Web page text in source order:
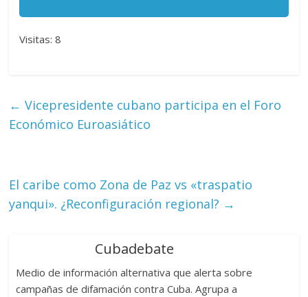
Visitas: 8
← Vicepresidente cubano participa en el Foro
Económico Euroasiático
El caribe como Zona de Paz vs «traspatio
yanqui». ¿Reconfiguración regional? →
Cubadebate
Medio de información alternativa que alerta sobre
campañas de difamación contra Cuba. Agrupa a